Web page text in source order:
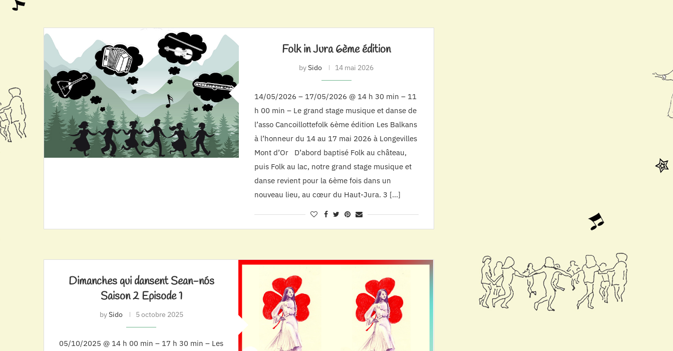
Folk in Jura 6ème édition
bySido 14 mai 2026
14/05/2026 – 17/05/2026 @ 14 h 30 min – 11
h 00 min – Le grand stage musique et danse de
l’asso Cancoillottefolk 6ème édition Les Balkans
à l’honneur du 14 au 17 mai 2026 à Longevilles
Mont d’Or D’abord baptisé Folk au château,
puis Folk au lac, notre grand stage musique et
danse revient pour la 6ème fois dans un
nouveau lieu, au cœur du Haut-Jura. 3 […]
Dimanches qui dansent Sean-nós
Saison 2 Episode 1
bySido 5 octobre 2025
05/10/2025 @ 14 h 00 min – 17 h 30 min – Les